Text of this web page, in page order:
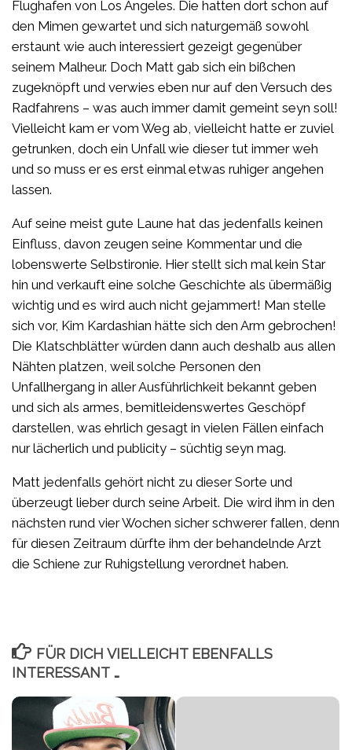
Flughafen von Los Angeles. Die hatten dort schon auf
den Mimen gewartet und sich naturgemäß sowohl
erstaunt wie auch interessiert gezeigt gegenüber
seinem Malheur. Doch Matt gab sich ein bißchen
zugeknöpft und verwies eben nur auf den Versuch des
Radfahrens – was auch immer damit gemeint seyn soll!
Vielleicht kam er vom Weg ab, vielleicht hatte er zuviel
getrunken, doch ein Unfall wie dieser tut immer weh
und so muss er es erst einmal etwas ruhiger angehen
lassen.
Auf seine meist gute Laune hat das jedenfalls keinen
Einfluss, davon zeugen seine Kommentar und die
lobenswerte Selbstironie. Hier stellt sich mal kein Star
hin und verkauft eine solche Geschichte als übermäßig
wichtig und es wird auch nicht gejammert! Man stelle
sich vor, Kim Kardashian hätte sich den Arm gebrochen!
Die Klatschblätter würden dann auch deshalb aus allen
Nähten platzen, weil solche Personen den
Unfallhergang in aller Ausführlichkeit bekannt geben
und sich als armes, bemitleidenswertes Geschöpf
darstellen, was ehrlich gesagt in vielen Fällen einfach
nur lächerlich und publicity – süchtig seyn mag.
Matt jedenfalls gehört nicht zu dieser Sorte und
überzeugt lieber durch seine Arbeit. Die wird ihm in den
nächsten rund vier Wochen sicher schwerer fallen, denn
für diesen Zeitraum dürfte ihm der behandelnde Arzt
die Schiene zur Ruhigstellung verordnet haben.
FÜR DICH VIELLEICHT EBENFALLS
INTERESSANT …